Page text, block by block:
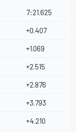
7:21.625
+0.407
+1.069
+2.515
+2.876
+3.793
+4.210